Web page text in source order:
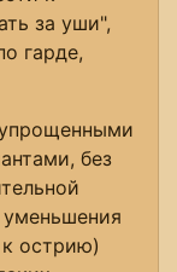
за уши",
гарде,
без
острию)